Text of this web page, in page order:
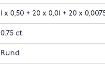
1 x 0,50 + 20 x 0,01 + 20 x
0.75 ct
Rund